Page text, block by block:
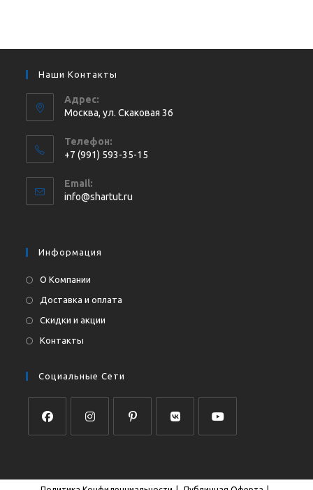
Наши Контакты
Адрес:
Москва, ул. Cкаковая 36
Телефон:
+7 (991) 593-35-15
в
вашем
Email:
info@shartut.ru
Информация
О Компании
Доставка и оплата
Скидки и акции
Контакты
Социальные Сети
новой
новой
новой
новой
новой